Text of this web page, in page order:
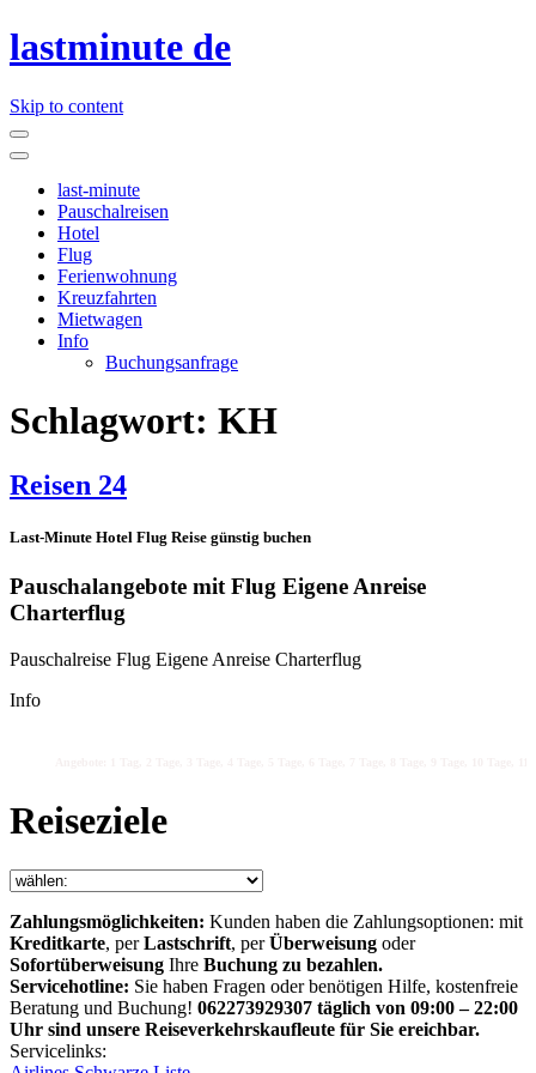
lastminute de
Skip to content
last-minute
Pauschalreisen
Hotel
Flug
Ferienwohnung
Kreuzfahrten
Mietwagen
Info
Buchungsanfrage
Schlagwort: KH
Reisen 24
Last-Minute Hotel Flug Reise günstig buchen
Pauschalangebote mit Flug Eigene Anreise
Charterflug
Pauschalreise Flug Eigene Anreise Charterflug
Info
Reiseziele
Zahlungsmöglichkeiten: Kunden haben die Zahlungsoptionen: mit
Kreditkarte, perLastschrift, perÜberweisung oder
Sofortüberweisung Ihre Buchung zu bezahlen.
Servicehotline: Sie haben Fragen oder benötigen Hilfe, kostenfreie
Beratung und Buchung! 062273929307 täglich von 09:00 – 22:00
Uhr sind unsere Reiseverkehrskaufleute für Sie ereichbar.
Servicelinks: